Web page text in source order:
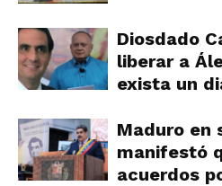
Diosdado
liberar a
exista un
Maduro en
manifestó
acuerdos